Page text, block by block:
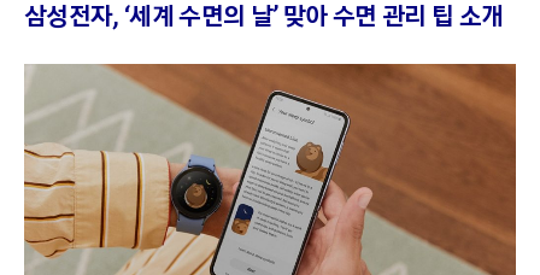
삼성전자, ‘세계 수면의 날’맞아 수면 관리 팁 소개